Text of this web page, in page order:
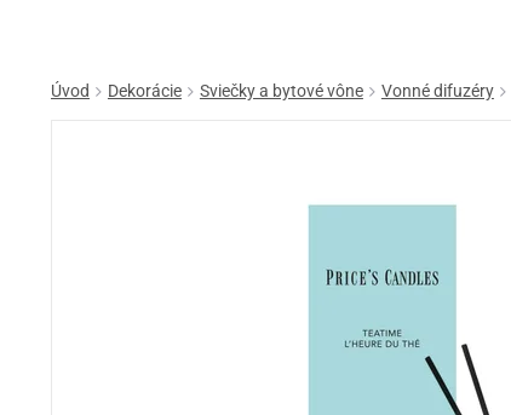
Úvod Dekorácie Sviečky a bytové vône Vonné difuzéry